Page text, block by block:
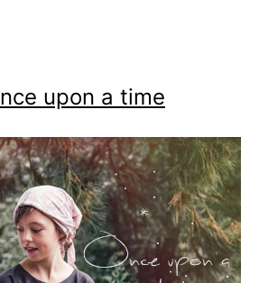
upon a time